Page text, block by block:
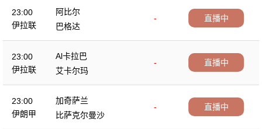
23:00
伊拉联
阿比尔
-
巴格达
直播中
23:00
伊拉联
Al卡拉巴
-
艾卡尔玛
直播中
23:00
伊朗甲
加奇萨兰
-
比萨克尔曼沙
直播中